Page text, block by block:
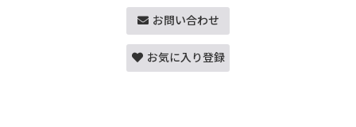
お問い合わせ
お気に入り登録